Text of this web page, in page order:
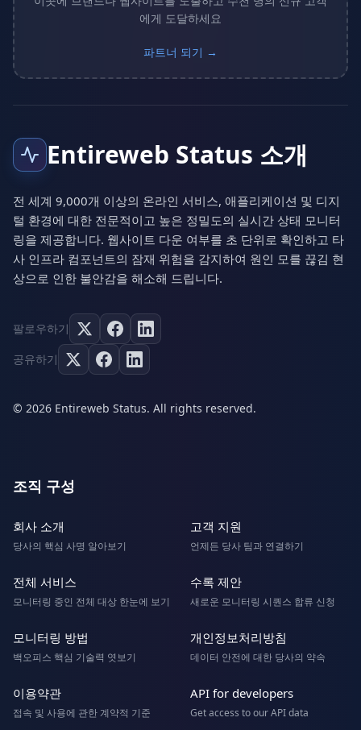
에게 도달하세요
파트너 되기 →
Entireweb Status 소개
전 세계 9,000개 이상의 온라인 서비스, 애플리케이션 및 디지
털 환경에 대한 전문적이고 높은 정밀도의 실시간 상태 모니터
링을 제공합니다. 웹사이트 다운 여부를 초 단위로 확인하고 타
사 인프라 컴포넌트의 잠재 위험을 감지하여 원인 모를 끊김 현
상으로 인한 불안감을 해소해 드립니다.
팔로우하기
공유하기
© 2026 Entireweb Status. All rights reserved.
조직 구성
회사 소개
당사의 핵심 사명 알아보기
고객 지원
언제든 당사 팀과 연결하기
전체 서비스
모니터링 중인 전체 대상 한눈에 보기
수록 제안
새로운 모니터링 시퀀스 합류 신청
모니터링 방법
백오피스 핵심 기술력 엿보기
개인정보처리방침
데이터 안전에 대한 당사의 약속
이용약관
접속 및 사용에 관한 계약적 기준
API for developers
Get access to our API data